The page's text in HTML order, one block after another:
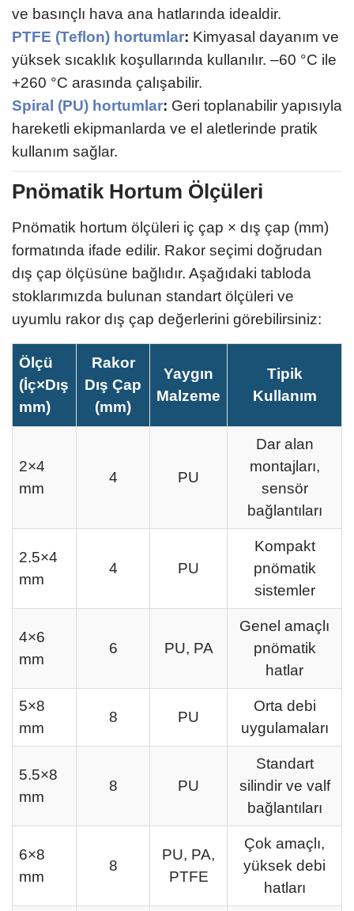
ve basınçlı hava ana hatlarında idealdir.
PTFE (Teflon) hortumlar: Kimyasal dayanım ve
yüksek sıcaklık koşullarında kullanılır. –60 °C ile
+260 °C arasında çalışabilir.
Spiral (PU) hortumlar: Geri toplanabilir yapısıyla
hareketli ekipmanlarda ve el aletlerinde pratik
kullanım sağlar.
Pnömatik Hortum Ölçüleri
Pnömatik hortum ölçüleri iç çap × dış çap (mm)
formatında ifade edilir. Rakor seçimi doğrudan
dış çap ölçüsüne bağlıdır. Aşağıdaki tabloda
stoklarımızda bulunan standart ölçüleri ve
uyumlu rakor dış çap değerlerini görebilirsiniz:
Ölçü
(İç×Dış
mm)
Rakor
Dış Çap
(mm)
Yaygın
Malzeme
Tipik
Kullanım
2×4
mm
4 PU
Dar alan
montajları,
sensör
bağlantıları
2.5×4
mm
4 PU
Kompakt
pnömatik
sistemler
4×6
mm
6 PU, PA
Genel amaçlı
pnömatik
hatlar
5×8
mm
8 PU
Orta debi
uygulamaları
5.5×8
mm
8 PU
Standart
silindir ve valf
bağlantıları
6×8
mm
8
PU, PA,
PTFE
Çok amaçlı,
yüksek debi
hatları